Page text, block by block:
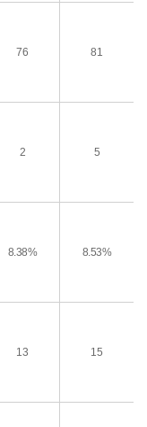
76 81
2 5
8.38% 8.53%
13 15